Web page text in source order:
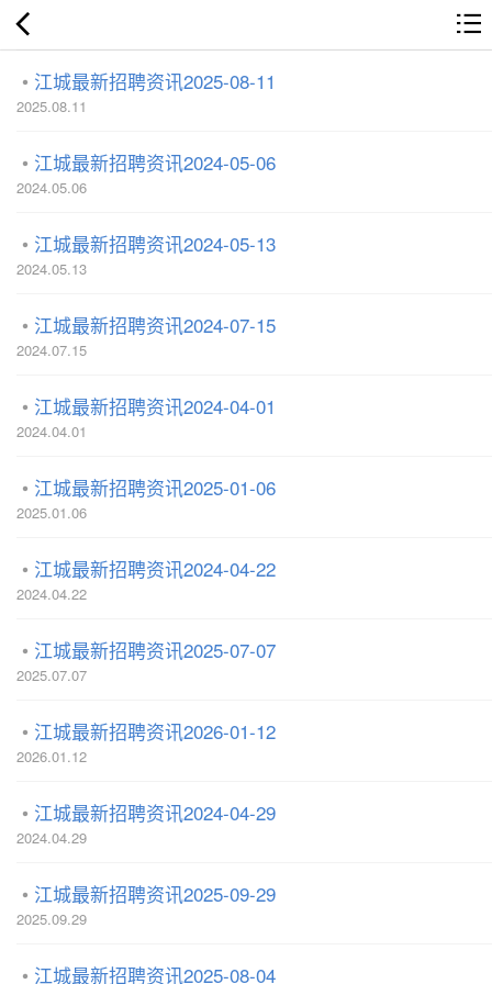
江城最新招聘资讯2025-08-11
2025.08.11
江城最新招聘资讯2024-05-06
2024.05.06
江城最新招聘资讯2024-05-13
2024.05.13
江城最新招聘资讯2024-07-15
2024.07.15
江城最新招聘资讯2024-04-01
2024.04.01
江城最新招聘资讯2025-01-06
2025.01.06
江城最新招聘资讯2024-04-22
2024.04.22
江城最新招聘资讯2025-07-07
2025.07.07
江城最新招聘资讯2026-01-12
2026.01.12
江城最新招聘资讯2024-04-29
2024.04.29
江城最新招聘资讯2025-09-29
2025.09.29
江城最新招聘资讯2025-08-04